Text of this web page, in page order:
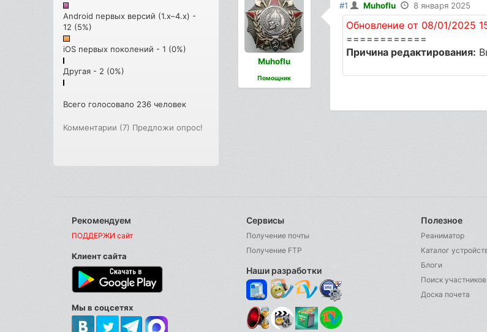
Android первых версий (1.x–4.x) -
12 (5%)
iOS первых поколений - 1 (0%)
Другая - 2 (0%)
Всего голосовало 236 человек
Комментарии (7) Предложи опрос!
Muhoflu
Помощник
#1 Muhoflu 8 января 2025
Обновление от 08/01/2025
============
Причина редактирования:
Рекомендуем
ПОДДЕРЖИ сайт
Клиент сайта
Мы в соцсетях
Сервисы
Получение почты
Получение FTP
Наши разработки
Полезное
Реаниматор
Каталог
Блоги
Поиск участников
Доска почета